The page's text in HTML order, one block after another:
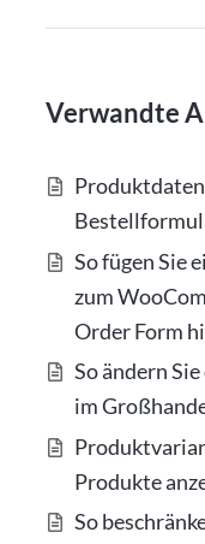
Verwandte
So fügen Sie
zum
Order Form
So ändern
im
Produkte
So